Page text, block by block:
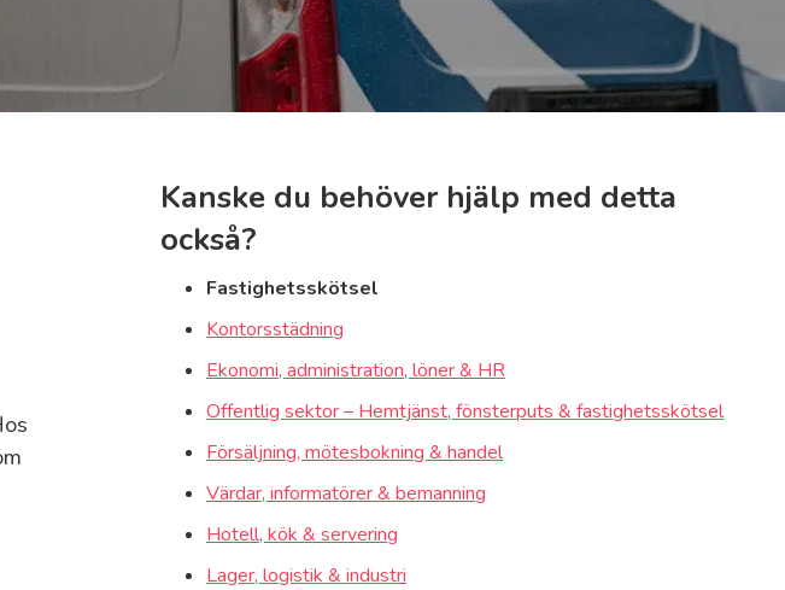
Kanske du behöver hjälp med detta
också?
Fastighetsskötsel
Kontorsstädning
Ekonomi, administration, löner & HR
Offentlig sektor – Hemtjänst, fönsterputs & fastighetsskötsel
Försäljning, mötesbokning & handel
Värdar, informatörer & bemanning
Hotell, kök & servering
Lager, logistik & industri